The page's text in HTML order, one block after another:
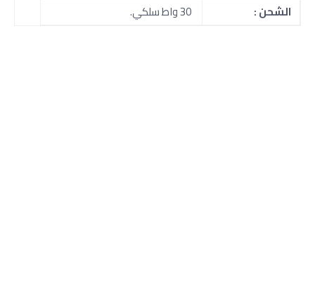
الشحن :